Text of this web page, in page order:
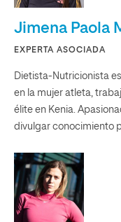
Jimena Paola
EXPERTA ASOCIADA
Dietista-Nutricionista
en la mujer atleta,
élite en Kenia.
divulgar conocimiento